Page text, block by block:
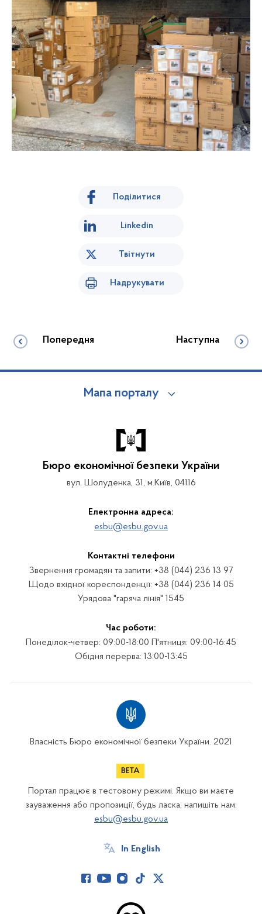
Поділитися
Linkedin
Твітнути
Надрукувати
Попередня Наступна
Мапа порталу
Бюро економічної безпеки України
вул. Шолуденка, 31, м.Київ, 04116
Електронна адреса:
esbu@esbu.gov.ua
Контактні телефони
Звернення громадян та запити: +38 (044) 236 13 97
Щодо вхідної кореспонденції: +38 (044) 236 14 05
Урядова "гаряча лінія" 1545
Час роботи:
Понеділок-четвер: 09:00-18:00 П'ятниця: 09:00-16:45
Обідня перерва: 13:00-13:45
Власність Бюро економічної безпеки України. 2021
Портал працює в тестовому режимі. Якщо ви маєте
зауваження або пропозиції, будь ласка, напишіть нам:
esbu@esbu.gov.ua
In English